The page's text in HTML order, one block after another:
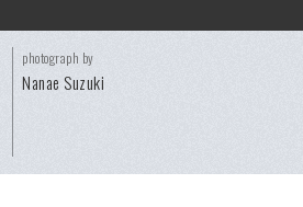
photograph by
Nanae Suzuki